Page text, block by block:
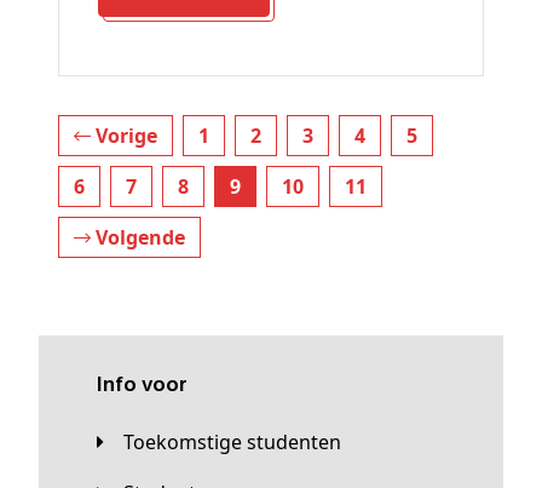
Vorige 1 2 3 4
5
6
7 8 9 10
11
Volgende
Info voor
Toekomstige studenten